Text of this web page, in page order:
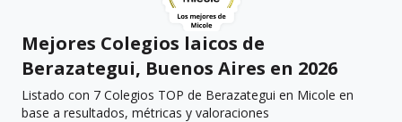
Mejores Colegios laicos de
Berazategui, Buenos Aires en 2026
Listado con 7 Colegios TOP de Berazategui en Micole en
base a resultados, métricas y valoraciones